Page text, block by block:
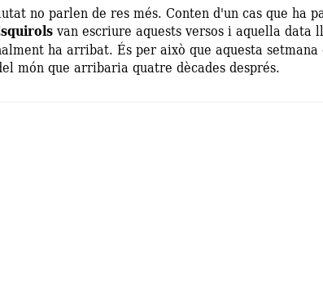
no parlen de res més. Conten d'un cas que ha
van escriure aquests versos i aquella
ha arribat. És per això que aquesta
món que arribaria quatre dècades després.